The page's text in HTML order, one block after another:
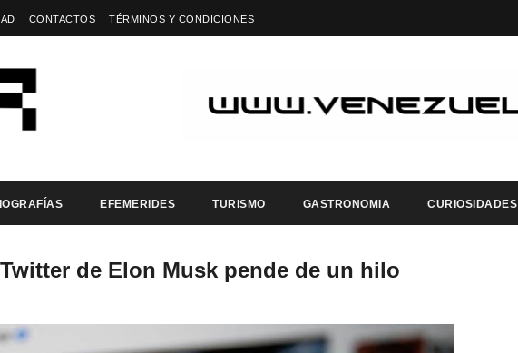
CONTACTOS TÉRMINOS Y CONDICIONES
EFEMERIDES TURISMO GASTRONOMIA CURIOSIDADES
de Elon Musk pende de un hilo